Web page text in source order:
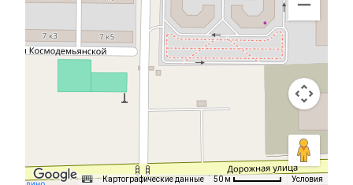
Картографические данные 50 м Условия